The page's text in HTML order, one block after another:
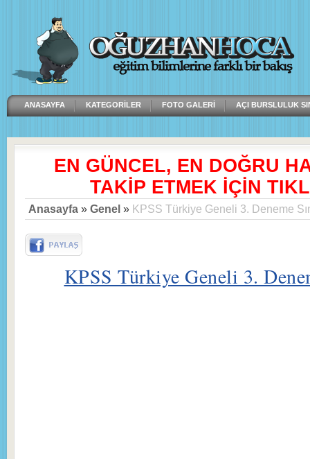
ANASAYFA KATEGORILER FOTO GALERI AÇI BURSLULUK
EN GÜNCEL, EN DOĞRU
TAKİP ETMEK İÇİN
Anasayfa » Genel » KPSS Türkiye Geneli 3. Deneme
KPSS Türkiye Geneli 3.